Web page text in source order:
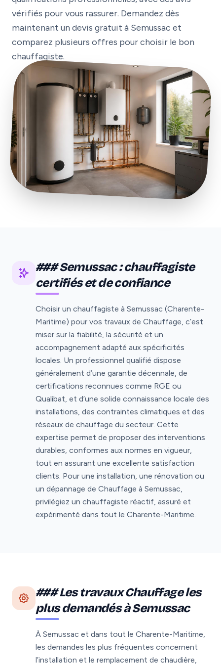
vérifiés pour vous rassurer. Demandez dès
maintenant un devis gratuit à Semussac et
comparez plusieurs offres pour choisir le bon
chauffagiste.
### Semussac : chauffagiste
certifiés et de confiance
Choisir un chauffagiste à Semussac (Charente-
Maritime) pour vos travaux de Chauffage, c’est
miser sur la fiabilité, la sécurité et un
accompagnement adapté aux spécificités
locales. Un professionnel qualifié dispose
généralement d’une garantie décennale, de
certifications reconnues comme RGE ou
Qualibat, et d’une solide connaissance locale des
installations, des contraintes climatiques et des
réseaux de chauffage du secteur. Cette
expertise permet de proposer des interventions
durables, conformes aux normes en vigueur,
tout en assurant une excellente satisfaction
clients. Pour une installation, une rénovation ou
un dépannage de Chauffage à Semussac,
privilégiez un chauffagiste réactif, assuré et
expérimenté dans tout le Charente-Maritime.
### Les travaux Chauffage les
plus demandés à Semussac
À Semussac et dans tout le Charente-Maritime,
les demandes les plus fréquentes concernent
l’installation et le remplacement de chaudière,